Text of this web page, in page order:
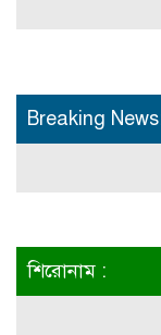
Breaking
শিরোনাম :